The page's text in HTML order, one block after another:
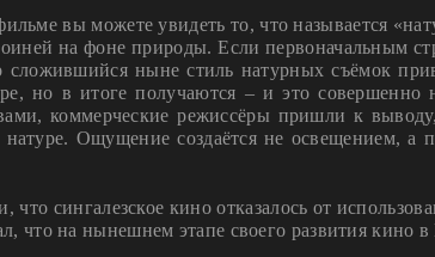
вы можете увидеть то, что называется
на фоне природы. Если первоначальным
сложившийся ныне стиль натурных съёмок
но в итоге получаются – и это совершенно
коммерческие режиссёры пришли к
Ощущение создаётся не освещением, а
сингалезское кино отказалось от
что на нынешнем этапе своего развития кино